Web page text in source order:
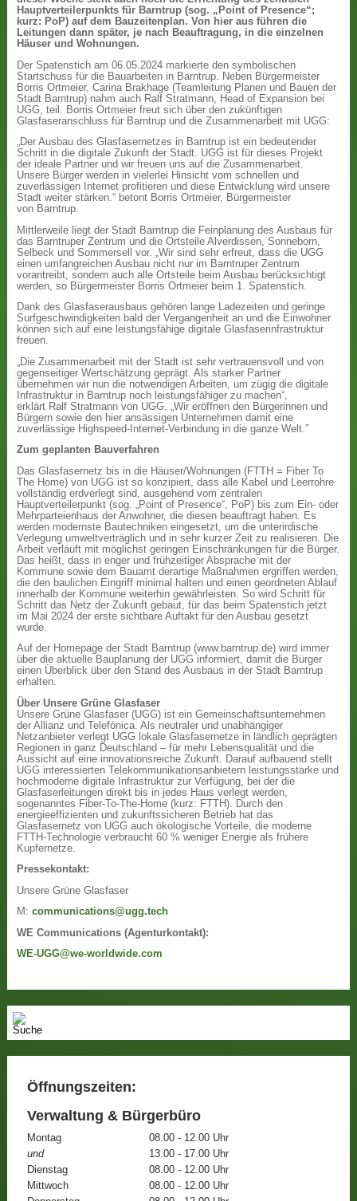
Hauptverteilerpunkts für Barntrup (sog. „Point of Presence“;
kurz: PoP) auf dem Bauzeitenplan. Von hier aus führen die
Leitungen dann später, je nach Beauftragung, in die einzelnen
Häuser und Wohnungen.
Der Spatenstich am 06.05.2024 markierte den symbolischen
Startschuss für die Bauarbeiten in Barntrup. Neben Bürgermeister
Borris Ortmeier, Carina Brakhage (Teamleitung Planen und Bauen der
Stadt Barntrup) nahm auch Ralf Stratmann, Head of Expansion bei
UGG, teil. Borris Ortmeier freut sich über den zukünftigen
Glasfaseranschluss für Barntrup und die Zusammenarbeit mit UGG:
„Der Ausbau des Glasfasernetzes in Barntrup ist ein bedeutender
Schritt in die digitale Zukunft der Stadt. UGG ist für dieses Projekt
der ideale Partner und wir freuen uns auf die Zusammenarbeit.
Unsere Bürger werden in vielerlei Hinsicht vom schnellen und
zuverlässigen Internet profitieren und diese Entwicklung wird unsere
Stadt weiter stärken.“ betont Borris Ortmeier, Bürgermeister
von Barntrup.
Mittlerweile liegt der Stadt Barntrup die Feinplanung des Ausbaus für
das Barntruper Zentrum und die Ortsteile Alverdissen, Sonneborn,
Selbeck und Sommersell vor. „Wir sind sehr erfreut, dass die UGG
einen umfangreichen Ausbau nicht nur im Barntruper Zentrum
vorantreibt, sondern auch alle Ortsteile beim Ausbau berücksichtigt
werden, so Bürgermeister Borris Ortmeier beim 1. Spatenstich.
Dank des Glasfaserausbaus gehören lange Ladezeiten und geringe
Surfgeschwindigkeiten bald der Vergangenheit an und die Einwohner
können sich auf eine leistungsfähige digitale Glasfaserinfrastruktur
freuen.
„Die Zusammenarbeit mit der Stadt ist sehr vertrauensvoll und von
gegenseitiger Wertschätzung geprägt. Als starker Partner
übernehmen wir nun die notwendigen Arbeiten, um zügig die digitale
Infrastruktur in Barntrup noch leistungsfähiger zu machen“,
erklärt Ralf Stratmann von UGG. „Wir eröffnen den Bürgerinnen und
Bürgern sowie den hier ansässigen Unternehmen damit eine
zuverlässige Highspeed-Internet-Verbindung in die ganze Welt.”
Zum geplanten Bauverfahren
Das Glasfasernetz bis in die Häuser/Wohnungen (FTTH = Fiber To
The Home) von UGG ist so konzipiert, dass alle Kabel und Leerrohre
vollständig erdverlegt sind, ausgehend vom zentralen
Hauptverteilerpunkt (sog. „Point of Presence“, PoP) bis zum Ein- oder
Mehrparteienhaus der Anwohner, die diesen beauftragt haben. Es
werden modernste Bautechniken eingesetzt, um die unterirdische
Verlegung umweltverträglich und in sehr kurzer Zeit zu realisieren. Die
Arbeit verläuft mit möglichst geringen Einschränkungen für die Bürger.
Das heißt, dass in enger und frühzeitiger Absprache mit der
Kommune sowie dem Bauamt derartige Maßnahmen ergriffen werden,
die den baulichen Eingriff minimal halten und einen geordneten Ablauf
innerhalb der Kommune weiterhin gewährleisten. So wird Schritt für
Schritt das Netz der Zukunft gebaut, für das beim Spatenstich jetzt
im Mai 2024 der erste sichtbare Auftakt für den Ausbau gesetzt
wurde.
Auf der Homepage der Stadt Barntrup (www.barntrup.de) wird immer
über die aktuelle Bauplanung der UGG informiert, damit die Bürger
einen Überblick über den Stand des Ausbaus in der Stadt Barntrup
erhalten.
Über Unsere Grüne Glasfaser
Unsere Grüne Glasfaser (UGG) ist ein Gemeinschaftsunternehmen
der Allianz und Telefónica. Als neutraler und unabhängiger
Netzanbieter verlegt UGG lokale Glasfasernetze in ländlich geprägten
Regionen in ganz Deutschland – für mehr Lebensqualität und die
Aussicht auf eine innovationsreiche Zukunft. Darauf aufbauend stellt
UGG interessierten Telekommunikationsanbietern leistungsstarke und
hochmoderne digitale Infrastruktur zur Verfügung, bei der die
Glasfaserleitungen direkt bis in jedes Haus verlegt werden,
sogenanntes Fiber-To-The-Home (kurz: FTTH). Durch den
energieeffizienten und zukunftssicheren Betrieb hat das
Glasfasernetz von UGG auch ökologische Vorteile, die moderne
FTTH-Technologie verbraucht 60 % weniger Energie als frühere
Kupfernetze.
Pressekontakt:
Unsere Grüne Glasfaser
M:communications@ugg.tech
WE Communications (Agenturkontakt):
WE-UGG@we-worldwide.com
Öffnungszeiten:
Verwaltung & Bürgerbüro
Montag
08.00 - 12.00 Uhr
und
13.00 - 17.00 Uhr
Dienstag
08.00 - 12.00 Uhr
Mittwoch
08.00 - 12.00 Uhr